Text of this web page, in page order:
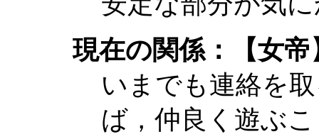
現在の関係：【女帝
いまでも連絡を
ば，仲良く遊ぶ